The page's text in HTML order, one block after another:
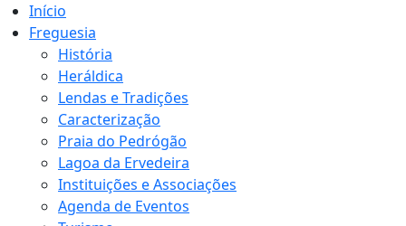
Início
Freguesia
História
Heráldica
Lendas e Tradições
Caracterização
Praia do Pedrógão
Lagoa da Ervedeira
Instituições e Associações
Agenda de Eventos